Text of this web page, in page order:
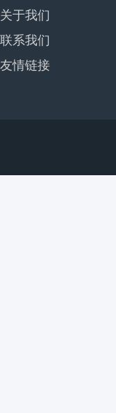
关于我们
联系我们
友情链接